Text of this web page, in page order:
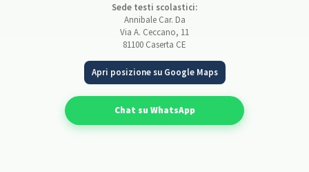
Sede testi scolastici:
Annibale Car. Da
Via A. Ceccano, 11
81100 Caserta CE
Apri posizione su Google Maps
Chat su WhatsApp